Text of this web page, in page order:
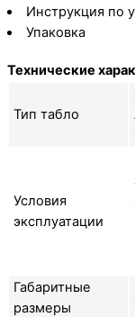
Инструкция по
Упаковка
Технические
Тип табло
Условия
эксплуатации
Габаритные
размеры